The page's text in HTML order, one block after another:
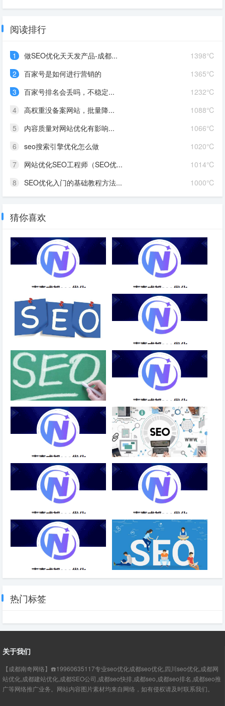
阅读排行
1398℃
1
做SEO优化天天发产品-成都...
1365℃
2
百家号是如何进行营销的
1232℃
3
百家号排名会丢吗，不稳定...
1088℃
4
高权重没备案网站，批量降...
1066℃
5
内容质量对网站优化有影响...
1020℃
6
seo搜索引擎优化怎么做
1014℃
7
网站优化SEO工程师（SEO优...
1000℃
8 SEO优化入门的基础教程方法...
猜你喜欢
手机网站SEO排名优化方法-成
都SEO
网站跳出率低是种什么样的体
验？
全网关键词SEO排名优化服务-
成都SEO
网站的快照为什么长时间不更
新？
营销SEO关键词优化-成都SEO
关键词SEO排名优化首页-成都
SEO
什么样的操作会导致网站降权？
品牌SEO优化产品介绍-成都
SEO
忠魁互联SEO排名优化-成都
SEO
热门标签
关于我们
【成都南奇网络】☎️19960635117专业seo优化成都seo优化,四川seo优化,成都网
站优化,成都建站优化,成都SEO公司,成都seo快排,成都seo,成都seo排名,成都seo推
广等网络推广业务。网站内容图片素材均来自网络，如有侵权请及时联系我们。